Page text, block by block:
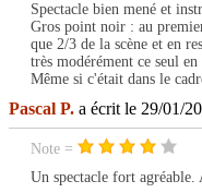
Spectacle bien mené et
Gros point noir : au
que 2/3 de la scène et en
très modérément ce seul en
Même si c'était dans le
Pascal P. a écrit le 29/01/
Note =
Un spectacle fort